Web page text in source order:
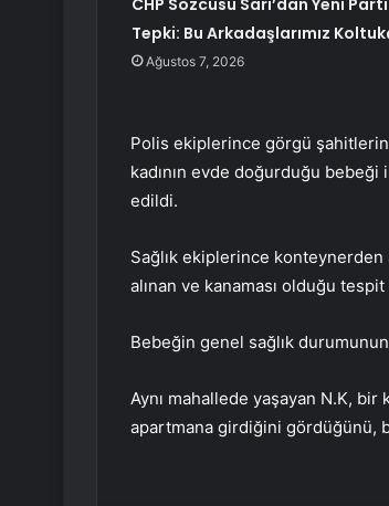
CHP Sözcüsü Sarı’dan Yeni
Tepki: Bu Arkadaşlarımız
Ağustos 7, 2026
Polis ekiplerince görgü
kadının evde doğurduğu bebeği
edildi.
Sağlık ekiplerince
alınan ve kanaması olduğu
Bebeğin genel sağlık
Aynı mahallede yaşayan N.K, bir
apartmana girdiğini gördüğünü,